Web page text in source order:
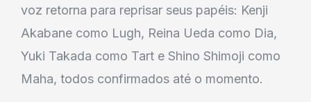
voz retorna para reprisar seus papéis: Kenji
Akabane como Lugh, Reina Ueda como Dia,
Yuki Takada como Tart e Shino Shimoji como
Maha, todos confirmados até o momento.